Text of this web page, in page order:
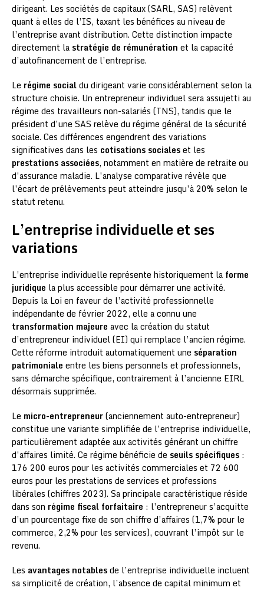
dirigeant. Les sociétés de capitaux (SARL, SAS) relèvent
quant à elles de l’IS, taxant les bénéfices au niveau de
l’entreprise avant distribution. Cette distinction impacte
directement la stratégie de rémunération et la capacité
d’autofinancement de l’entreprise.
Le régime socialdu dirigeant varie considérablement selon la
structure choisie. Un entrepreneur individuel sera assujetti au
régime des travailleurs non-salariés (TNS), tandis que le
président d’une SAS relève du régime général de la sécurité
sociale. Ces différences engendrent des variations
significatives dans les cotisations socialeset les
prestations associées, notamment en matière de retraite ou
d’assurance maladie. L’analyse comparative révèle que
l’écart de prélèvements peut atteindre jusqu’à 20% selon le
statut retenu.
L’entreprise individuelle et ses
variations
L’entreprise individuelle représente historiquement la forme
juridique la plus accessible pour démarrer une activité.
Depuis la Loi en faveur de l’activité professionnelle
indépendante de février 2022, elle a connu une
transformation majeure avec la création du statut
d’entrepreneur individuel (EI) qui remplace l’ancien régime.
Cette réforme introduit automatiquement une séparation
patrimoniale entre les biens personnels et professionnels,
sans démarche spécifique, contrairement à l’ancienne EIRL
désormais supprimée.
Le micro-entrepreneur(anciennement auto-entrepreneur)
constitue une variante simplifiée de l’entreprise individuelle,
particulièrement adaptée aux activités générant un chiffre
d’affaires limité. Ce régime bénéficie de seuils spécifiques :
176 200 euros pour les activités commerciales et 72 600
euros pour les prestations de services et professions
libérales (chiffres 2023). Sa principale caractéristique réside
dans son régime fiscal forfaitaire : l’entrepreneur s’acquitte
d’un pourcentage fixe de son chiffre d’affaires (1,7% pour le
commerce, 2,2% pour les services), couvrant l’impôt sur le
revenu.
Les avantages notablesde l’entreprise individuelle incluent
sa simplicité de création, l’absence de capital minimum et